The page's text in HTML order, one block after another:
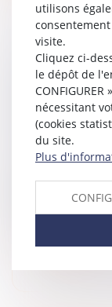
LE PARENT
CHARGES
DÉTAILLER
Droit de la
Une mère
paternité à
2017. Le père
2020. En 2021,
Lire la suite
utilisons
visite.
Cliquez ci-
le dépôt de
nécessitant
(cookies
du site.
Plus